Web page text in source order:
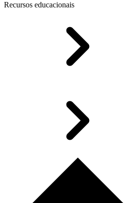
Recursos educacionais